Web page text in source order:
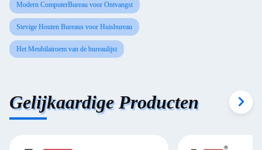
Modern ComputerBureau voor Ontvangst
Stevige Houten Bureaus voor Huisbureau
Het Meubilairoem van de bureaulijst
Gelijkaardige Producten